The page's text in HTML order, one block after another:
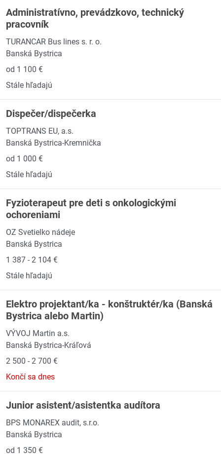
Administratívno, prevádzkovo, technický
pracovník
TURANCAR Bus lines s. r. o.
Banská Bystrica
od 1 100 €
Stále hľadajú
Dispečer/dispečerka
TOPTRANS EU, a.s.
Banská Bystrica-Kremnička
od 1 000 €
Stále hľadajú
Fyzioterapeut pre deti s onkologickými
ochoreniami
OZ Svetielko nádeje
Banská Bystrica
1 387 - 2 104 €
Stále hľadajú
Elektro projektant/ka - konštruktér/ka (Banská
Bystrica alebo Martin)
VÝVOJ Martin a.s.
Banská Bystrica-Kráľová
2 500 - 2 700 €
Končí sa dnes
Junior asistent/asistentka audítora
BPS MONAREX audit, s.r.o.
Banská Bystrica
od 1 350 €